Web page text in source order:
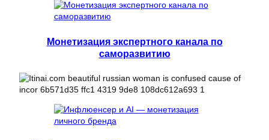
Монетизация экспертного канала по
саморазвитию